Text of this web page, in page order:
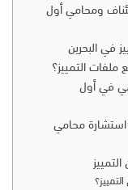
ومحامي أول
في البحرين
التمييز؟
في أول
استشارة محامي